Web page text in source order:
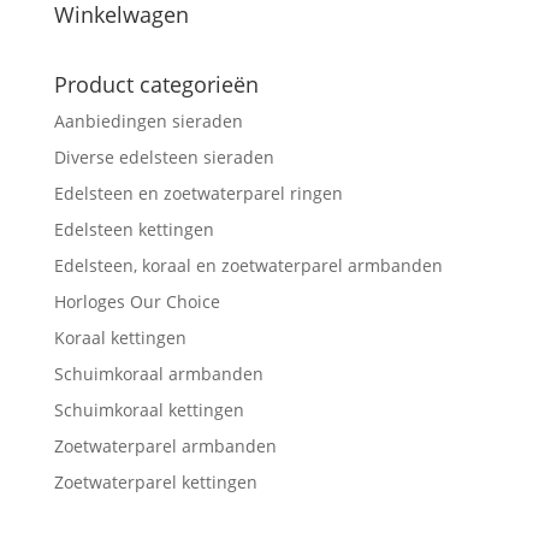
Winkelwagen
Product categorieën
Aanbiedingen sieraden
Diverse edelsteen sieraden
Edelsteen en zoetwaterparel ringen
Edelsteen kettingen
Edelsteen, koraal en zoetwaterparel armbanden
Horloges Our Choice
Koraal kettingen
Schuimkoraal armbanden
Schuimkoraal kettingen
Zoetwaterparel armbanden
Zoetwaterparel kettingen